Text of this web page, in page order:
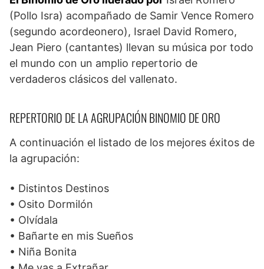
(Pollo Isra) acompañado de Samir Vence Romero
(segundo acordeonero), Israel David Romero,
Jean Piero (cantantes) llevan su música por todo
el mundo con un amplio repertorio de
verdaderos clásicos del vallenato.
REPERTORIO DE LA AGRUPACIÓN BINOMIO DE ORO
A continuación el listado de los mejores éxitos de
la agrupación:
• Distintos Destinos
• Osito Dormilón
• Olvídala
• Bañarte en mis Sueños
• Niña Bonita